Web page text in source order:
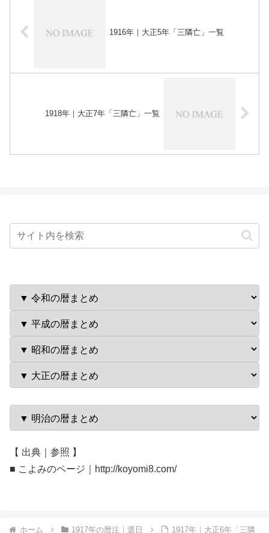
1916年｜大正5年「三隣亡」一覧
1918年｜大正7年「三隣亡」一覧
【 出典｜参照 】
■ こよみのページ｜http://koyomi8.com/
ホーム 1917年の暦注｜選日 1917年｜大正6年「三隣